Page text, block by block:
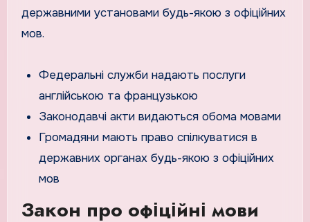
державними установами будь-якою з офіційних
мов.
Федеральні служби надають послуги
англійською та французькою
Законодавчі акти видаються обома мовами
Громадяни мають право спілкуватися в
державних органах будь-якою з офіційних
мов
Закон про офіційні мови